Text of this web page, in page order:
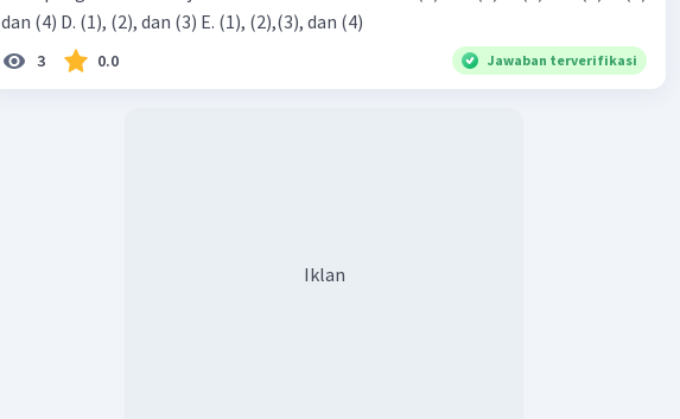
dan (4) D. (1), (2), dan (3) E. (1), (2),(3), dan (4)
3 0.0 Jawaban terverifikasi
Iklan